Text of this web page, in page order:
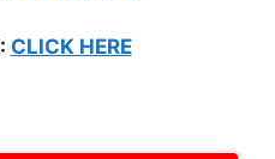
CLICK HERE